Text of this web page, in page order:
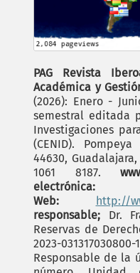
PAG Revista
Académica y
(2026): Enero -
semestral editada
Investigaciones
(CENID).
44630,
1061 8187.
Web:
http://
responsable; Dr.
Reservas de
2023-
Responsable de la